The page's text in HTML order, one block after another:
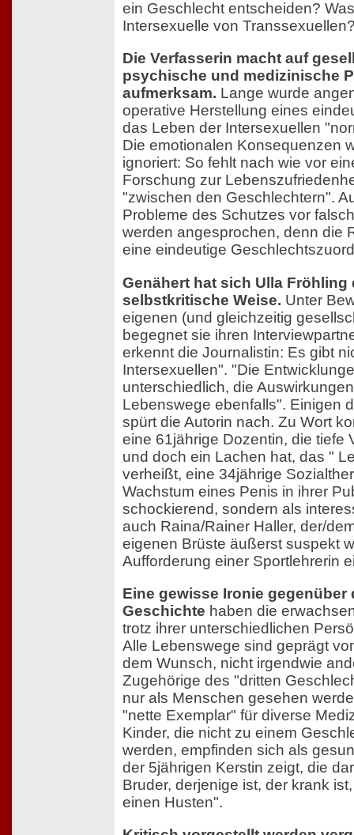
ein Geschlecht entscheiden?
Intersexuelle von
Die Verfasserin macht auf
psychische und medizinische
aufmerksam. Lange wurde
operative Herstellung eines
das Leben der Intersexuellen
Die emotionalen Konsequenzen
ignoriert: So fehlt nach wie vor
Forschung zur
"zwischen den Geschlechtern".
Probleme des Schutzes vor
werden angesprochen, denn die
eine eindeutige
Genähert hat sich Ulla Fröhling
selbstkritische Weise. Unter
eigenen (und gleichzeitig
begegnet sie ihren
erkennt die Journalistin: Es gibt
Intersexuellen". "Die
unterschiedlich, die
Lebenswege ebenfalls". Einigen
spürt die Autorin nach. Zu Wort
eine 61jährige Dozentin, die tiefe
und doch ein Lachen hat, das "
verheißt, eine 34jährige
Wachstum eines Penis in ihrer
schockierend, sondern als
auch Raina/Rainer Haller, der/
eigenen Brüste äußerst suspekt
Aufforderung einer Sportlehrerin
Eine gewisse Ironie gegenüber
Geschichte haben die
trotz ihrer unterschiedlichen
Alle Lebenswege sind geprägt
dem Wunsch, nicht irgendwie
Zugehörige des "dritten
nur als Menschen gesehen
"nette Exemplar" für diverse
Kinder, die nicht zu einem
werden, empfinden sich als
der 5jährigen Kerstin zeigt, die
Bruder, derjenige ist, der krank
einen Husten".